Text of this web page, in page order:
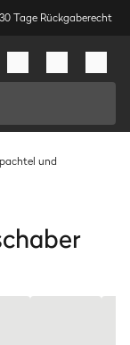
Tage Rückgaberecht
und